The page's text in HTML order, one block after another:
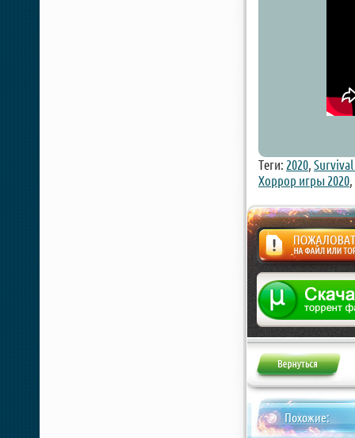
Теги: 2020,
Хоррор игры 2020,
Жалоба
Похожие: